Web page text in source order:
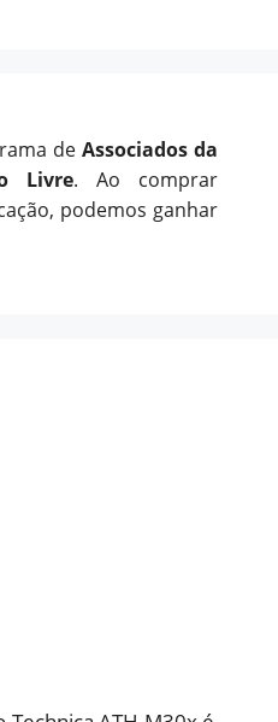
de Associados da
Livre. Ao comprar
podemos ganhar